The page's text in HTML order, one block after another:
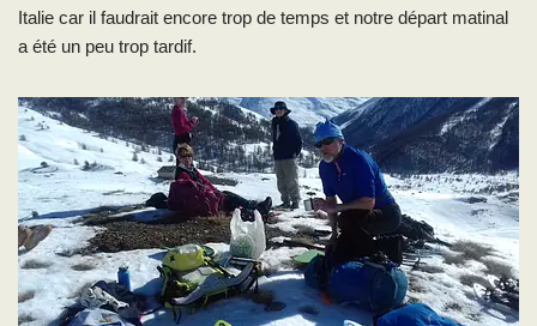
Italie car il faudrait encore trop de temps et notre départ matinal
a été un peu trop tardif.